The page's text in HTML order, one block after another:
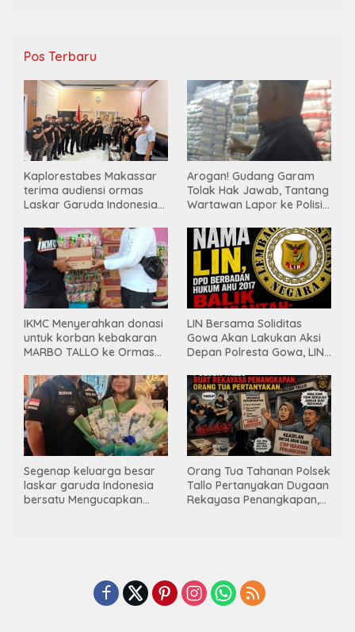
Pos Terbaru
Kaplorestabes Makassar
terima audiensi ormas
Laskar Garuda Indonesia
hingga kegiatan sosial.
Arogan! Gudang Garam
Tolak Hak Jawab, Tantang
Wartawan Lapor ke Polisi
IKMC Menyerahkan donasi
untuk korban kebakaran
MARBO TALLO ke Ormas
INDONESIA BERSATU
LIN Bersama Soliditas
Gowa Akan Lakukan Aksi
Depan Polresta Gowa, LIN
Ge’eran Nama
Lembaganya Di Catut
Segenap keluarga besar
laskar garuda Indonesia
bersatu Mengucapkan
Orang Tua Tahanan Polsek
Tallo Pertanyakan Dugaan
Rekayasa Penangkapan,